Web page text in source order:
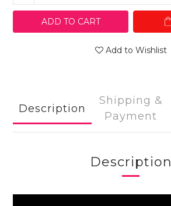
ADD TO CART
Add to Wishlist
Description
Shipping &
Payment
Description